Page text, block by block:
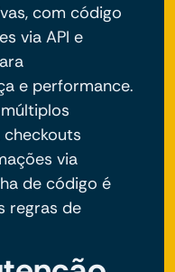
com código
via API e
e performance.
checkouts
via
de código é
regras de